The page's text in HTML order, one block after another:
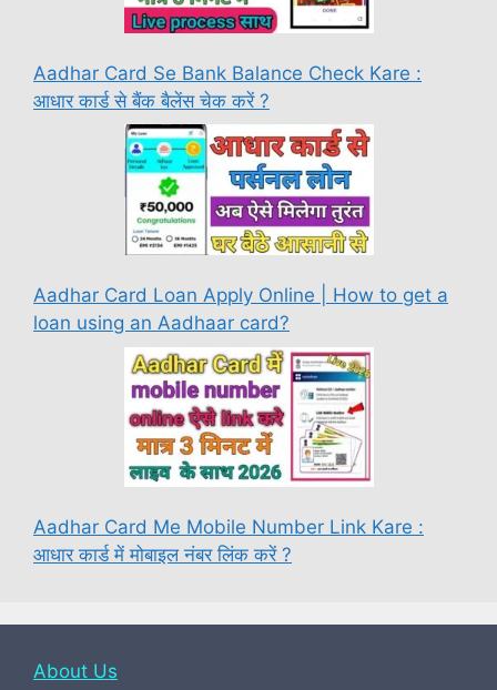
Aadhar Card Se Bank Balance Check Kare :
आधार कार्ड से बैंक बैलेंस चेक करें ?
Aadhar Card Loan Apply Online | How to get a
loan using an Aadhaar card?
Aadhar Card Me Mobile Number Link Kare :
आधार कार्ड में मोबाइल नंबर लिंक करें ?
About Us